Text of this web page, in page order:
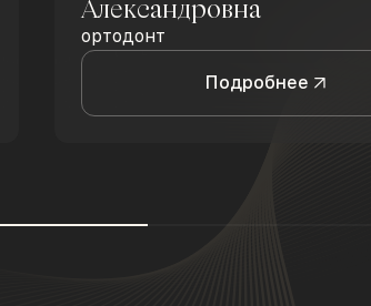
Александровна
ортодонт
Подробнее